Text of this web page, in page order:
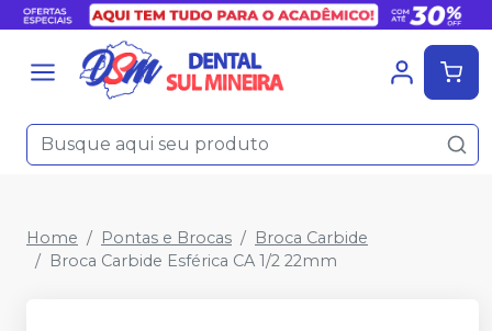
Home Pontas e Brocas
Broca Carbide
Broca Carbide Esférica CA 1/2 22mm